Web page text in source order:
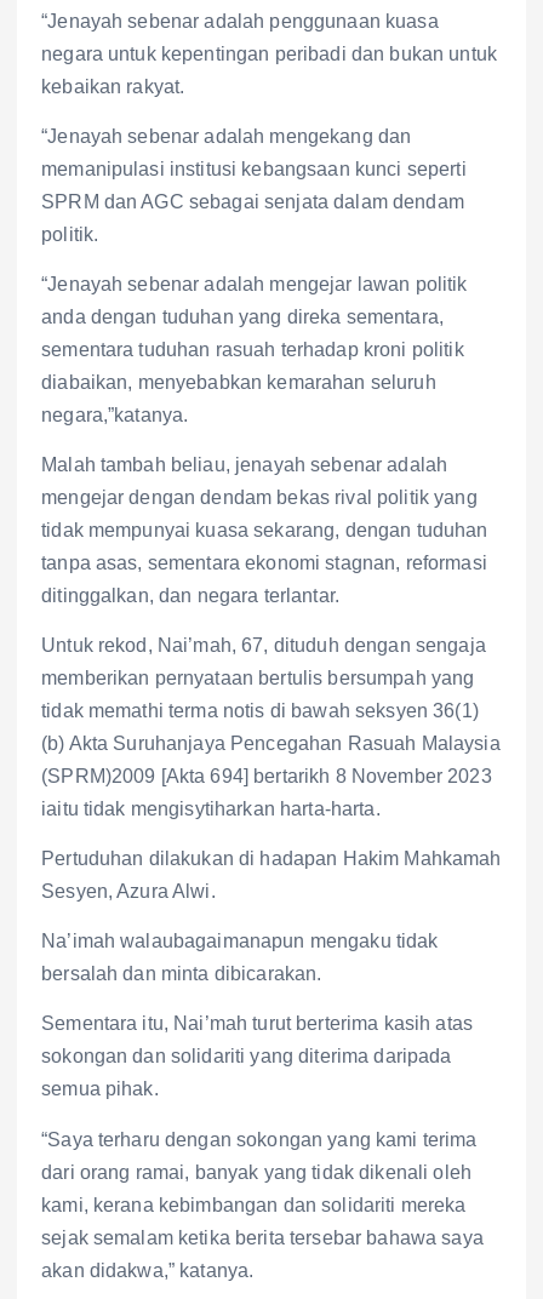
“Jenayah sebenar adalah penggunaan kuasa
negara untuk kepentingan peribadi dan bukan untuk
kebaikan rakyat.
“Jenayah sebenar adalah mengekang dan
memanipulasi institusi kebangsaan kunci seperti
SPRM dan AGC sebagai senjata dalam dendam
politik.
“Jenayah sebenar adalah mengejar lawan politik
anda dengan tuduhan yang direka sementara,
sementara tuduhan rasuah terhadap kroni politik
diabaikan, menyebabkan kemarahan seluruh
negara,”katanya.
Malah tambah beliau, jenayah sebenar adalah
mengejar dengan dendam bekas rival politik yang
tidak mempunyai kuasa sekarang, dengan tuduhan
tanpa asas, sementara ekonomi stagnan, reformasi
ditinggalkan, dan negara terlantar.
Untuk rekod, Nai’mah, 67, dituduh dengan sengaja
memberikan pernyataan bertulis bersumpah yang
tidak memathi terma notis di bawah seksyen 36(1)
(b) Akta Suruhanjaya Pencegahan Rasuah Malaysia
(SPRM)2009 [Akta 694] bertarikh 8 November 2023
iaitu tidak mengisytiharkan harta-harta.
Pertuduhan dilakukan di hadapan Hakim Mahkamah
Sesyen, Azura Alwi.
Na’imah walaubagaimanapun mengaku tidak
bersalah dan minta dibicarakan.
Sementara itu, Nai’mah turut berterima kasih atas
sokongan dan solidariti yang diterima daripada
semua pihak.
“Saya terharu dengan sokongan yang kami terima
dari orang ramai, banyak yang tidak dikenali oleh
kami, kerana kebimbangan dan solidariti mereka
sejak semalam ketika berita tersebar bahawa saya
akan didakwa,” katanya.